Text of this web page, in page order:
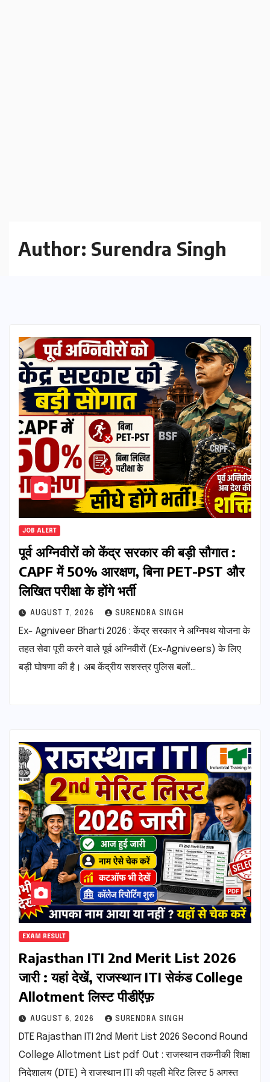
Author: Surendra Singh
JOB ALERT
पूर्व अग्निवीरों को केंद्र सरकार की बड़ी सौगात :
CAPF में 50% आरक्षण, बिना PET-PST और
लिखित परीक्षा के होंगे भर्ती
AUGUST 7, 2026 SURENDRA SINGH
Ex- Agniveer Bharti 2026 : केंद्र सरकार ने अग्निपथ योजना के
तहत सेवा पूरी करने वाले पूर्व अग्निवीरों (Ex-Agniveers) के लिए
बड़ी घोषणा की है। अब केंद्रीय सशस्त्र पुलिस बलों…
EXAM RESULT
Rajasthan ITI 2nd Merit List 2026
जारी : यहां देखें, राजस्थान ITI सेकंड College
Allotment लिस्ट पीडीऍफ़
AUGUST 6, 2026 SURENDRA SINGH
DTE Rajasthan ITI 2nd Merit List 2026 Second Round
College Allotment List pdf Out : राजस्थान तकनीकी शिक्षा
निदेशालय (DTE) ने राजस्थान ITI की पहली मेरिट लिस्ट 5 अगस्त